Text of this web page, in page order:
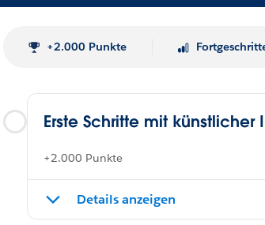
+2.000 Punkte
Erste Schritte mit künstlicher
+2.000 Punkte
Details anzeigen